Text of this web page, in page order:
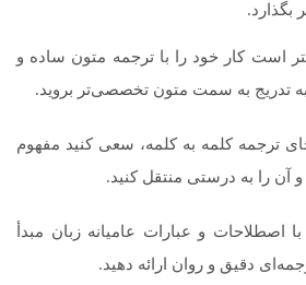
است کار خود را با ترجمه متون ساده و
تدریج به سمت متون تخصصی‌تر بروید.
ترجمه کلمه به کلمه، سعی کنید مفهوم
آن را به درستی منتقل کنید.
اصطلاحات و عبارات عامیانه زبان مبدأ
دقیق و روان ارائه دهید.